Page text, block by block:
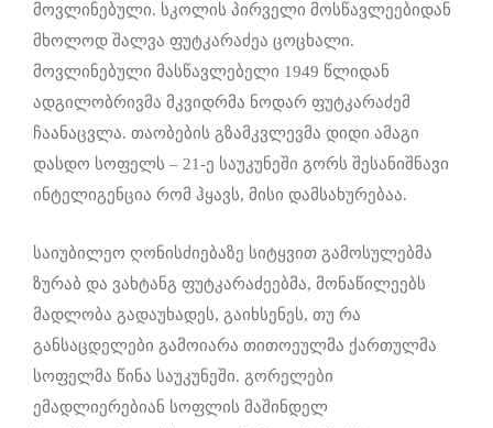
მოვლინებული. სკოლის პირველი მოსწავლეებიდან
მხოლოდ შალვა ფუტკარაძეა ცოცხალი.
მოვლინებული მასწავლებელი 1949 წლიდან
ადგილობრივმა მკვიდრმა ნოდარ ფუტკარაძემ
ჩაანაცვლა. თაობების გზამკვლევმა დიდი ამაგი
დასდო სოფელს – 21-ე საუკუნეში გორს შესანიშნავი
ინტელიგენცია რომ ჰყავს, მისი დამსახურებაა.
საიუბილეო ღონისძიებაზე სიტყვით გამოსულებმა
ზურაბ და ვახტანგ ფუტკარაძეებმა, მონაწილეებს
მადლობა გადაუხადეს, გაიხსენეს, თუ რა
განსაცდელები გამოიარა თითოეულმა ქართულმა
სოფელმა წინა საუკუნეში. გორელები
ემადლიერებიან სოფლის მაშინდელ